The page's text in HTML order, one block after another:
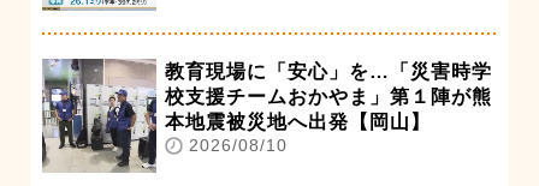
教育現場に「安心」を…「災害時学
校支援チームおかやま」第１陣が熊
本地震被災地へ出発【岡山】
2026/08/10